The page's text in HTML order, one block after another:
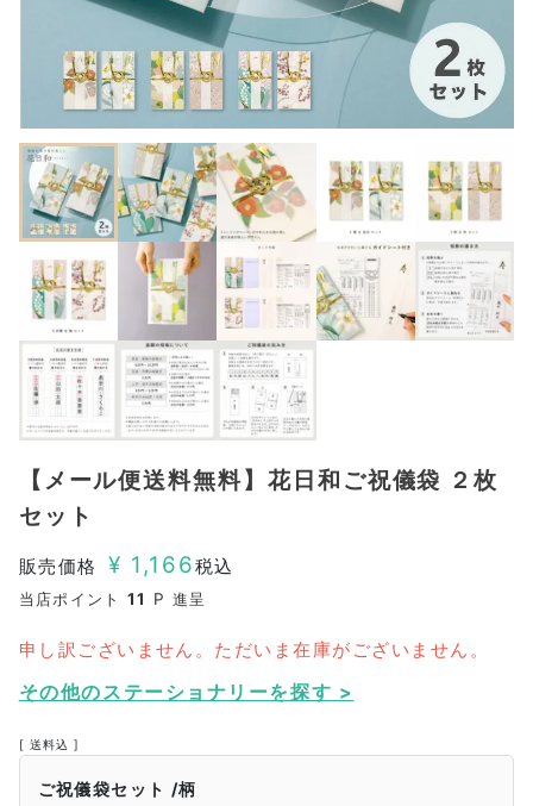
【メール便送料無料】花日和ご祝儀袋 ２枚
セット
販売価格 ¥ 1,166税込
当店ポイント 11 P 進呈
申し訳ございません。ただいま在庫がございません。
その他のステーショナリーを探す >
送料込
ご祝儀袋セット 柄